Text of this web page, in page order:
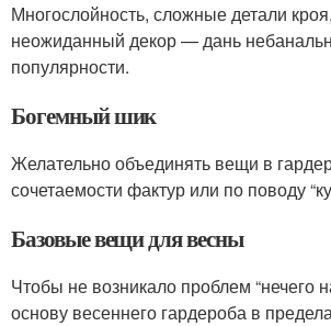
Многослойность, сложные детали
неожиданный декор — дань
популярности.
Богемный шик
Желательно объединять вещи в
сочетаемости фактур или по поводу
Базовые вещи для весны
Чтобы не возникало проблем “нечего
основу весеннего гардероба в